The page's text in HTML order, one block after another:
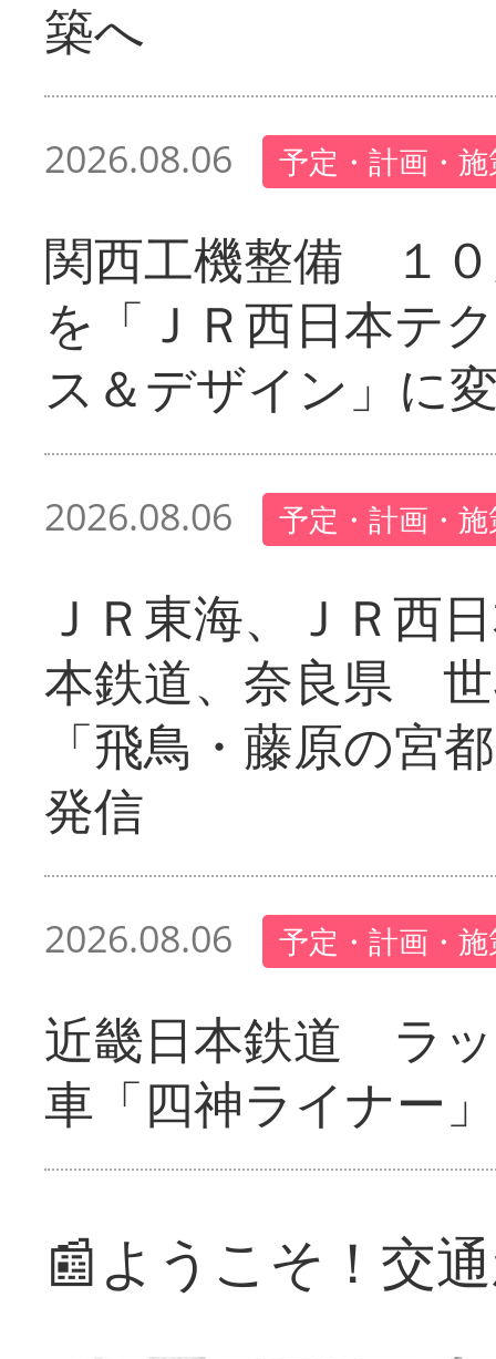
築へ
2026.08.06 予定・計画・
関西工機整備 １
を「ＪＲ西日本テ
ス＆デザイン」に
2026.08.06 予定・計画・
ＪＲ東海、ＪＲ西
本鉄道、奈良県
「飛鳥・藤原の宮
発信
2026.08.06 予定・計画・
近畿日本鉄道 ラ
車「四神ライナー
📰ようこそ！交